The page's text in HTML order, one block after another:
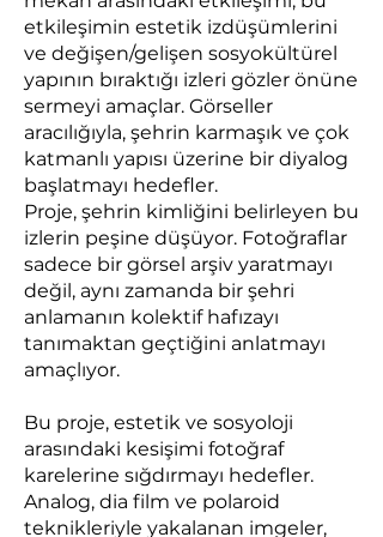
etkileşimin estetik izdüşümlerini
ve değişen/gelişen sosyokültürel
yapının bıraktığı izleri gözler önüne
sermeyi amaçlar. Görseller
aracılığıyla, şehrin karmaşık ve çok
katmanlı yapısı üzerine bir diyalog
başlatmayı hedefler.
Proje, şehrin kimliğini belirleyen bu
izlerin peşine düşüyor. Fotoğraflar
sadece bir görsel arşiv yaratmayı
değil, aynı zamanda bir şehri
anlamanın kolektif hafızayı
tanımaktan geçtiğini anlatmayı
amaçlıyor.
Bu proje, estetik ve sosyoloji
arasındaki kesişimi fotoğraf
karelerine sığdırmayı hedefler.
Analog, dia film ve polaroid
teknikleriyle yakalanan imgeler,